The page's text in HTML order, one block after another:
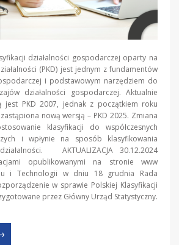
działalności gospodarczej oparty na
(PKD) jest jednym z fundamentów
i podstawowym narzędziem do
działalności gospodarczej. Aktualnie
jest PKD 2007, jednak z początkiem roku
nową wersją – PKD 2025. Zmiana
klasyfikacji do współczesnych
i wpłynie na sposób klasyfikowania
AKTUALIZACJA 30.12.2024
opublikowanymi na stronie www
i Technologii w dniu 18 grudnia Rada
w sprawie Polskiej Klasyfikacji
przez Główny Urząd Statystyczny.